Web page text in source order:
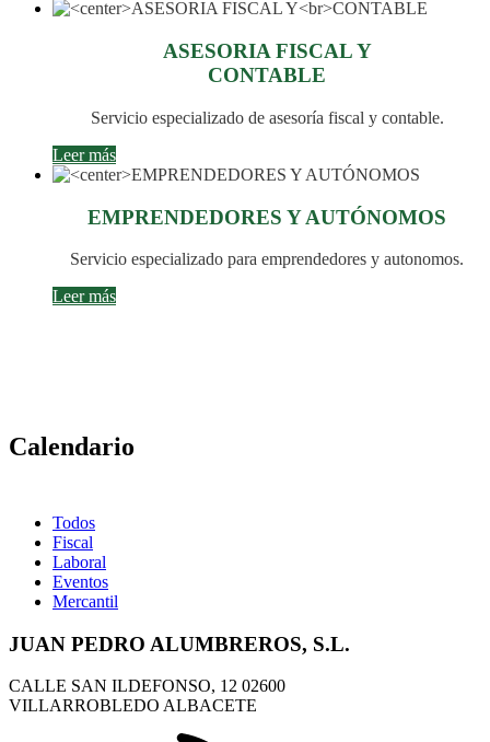
ASESORIA FISCAL Y
CONTABLE
Servicio especializado de asesoría fiscal y contable.
Leer más
EMPRENDEDORES Y AUTÓNOMOS
Servicio especializado para emprendedores y autonomos.
Leer más
Calendario
Todos
Fiscal
Laboral
Eventos
Mercantil
JUAN PEDRO ALUMBREROS, S.L.
CALLE SAN ILDEFONSO, 12 02600
VILLARROBLEDO ALBACETE